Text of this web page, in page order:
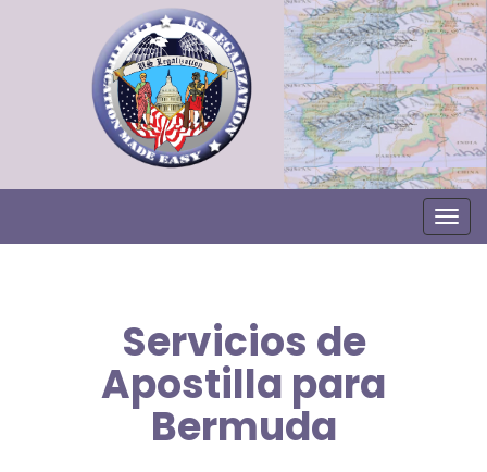
Servicios de
Apostilla para
Bermuda